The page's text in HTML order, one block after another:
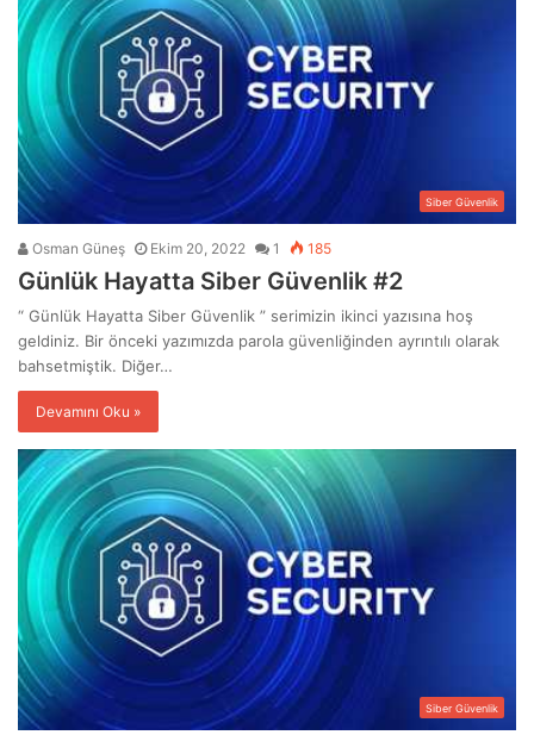
Siber Güvenlik
Osman Güneş Ekim 20, 2022 1 185
Günlük Hayatta Siber Güvenlik #2
“ Günlük Hayatta Siber Güvenlik ” serimizin ikinci yazısına hoş
geldiniz. Bir önceki yazımızda parola güvenliğinden ayrıntılı olarak
bahsetmiştik. Diğer…
Devamını Oku »
Siber Güvenlik